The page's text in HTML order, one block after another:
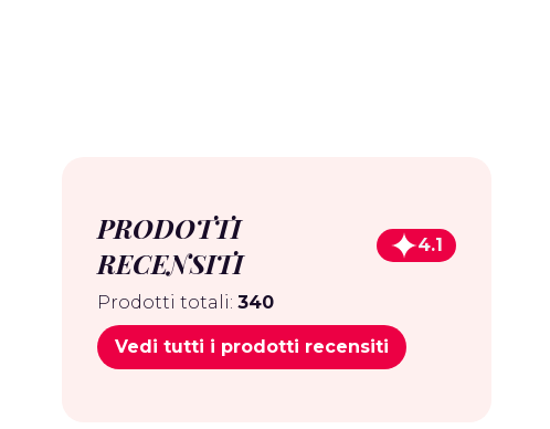
PRODOTTI
RECENSITI
4.1
Prodotti totali: 340
Vedi tutti i prodotti recensiti